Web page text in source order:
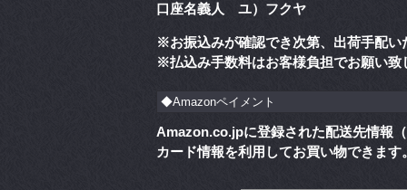
口座名義人 ユ）フクヤ
※お振込みが確認でき次第、出荷手配い
※払込み手数料はお客様負担でお願い致
◆Amazonペイメント
Amazon.co.jpに登録された配送先情報
カード情報を利用してお買い物できます